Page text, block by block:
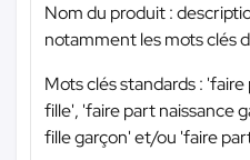
Nom du produit :
notamment les mots clés
Mots clés standards :
fille', 'faire part naissance
fille garçon' et/ou 'faire